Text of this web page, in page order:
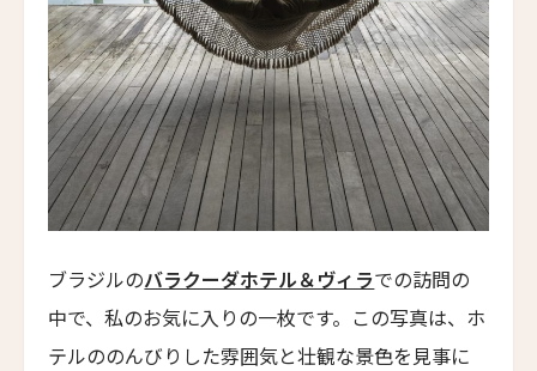
ヨーロッパ・パレス
Europa Palace
ザ・エヴレン
The Evren
スマック マチュピチュ ホテル
SUMAQ Machu Picchu Hotel
Art Hotel Riposo
ウエスト ベイ クラブ
West Bay Club
ブラジルのバラクーダホテル＆ヴィラでの訪問の
中で、私のお気に入りの一枚です。この写真は、ホ
テルののんびりした雰囲気と壮観な景色を見事に